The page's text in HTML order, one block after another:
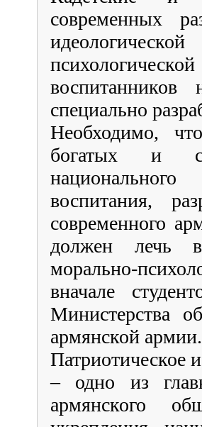
современных
воспитанников
специально
Необходимо,
богатых и
национального
воспитания,
современного
должен лечь
морально-
вначале
Министерства
армянской армии.
Патриотическое
– одно из
армянского